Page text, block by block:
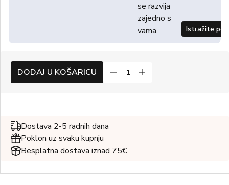
se razvija
zajedno s
vama.
Istražite
DODAJ U KOŠARICU
Dostava 2-5 radnih dana
Poklon uz svaku kupnju
Besplatna dostava iznad 75€